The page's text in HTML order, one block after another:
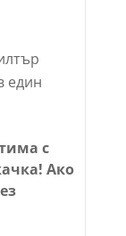
един
с
Ако